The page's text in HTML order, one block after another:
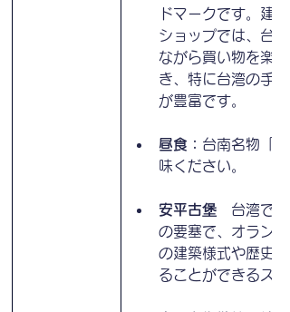
ドマークです。建
ショップでは、台湾
ながら買い物を楽し
き、特に台湾の手作
が豊富です。
昼食： 台南名物「度
味ください。
安平古堡 台湾で
の要塞で、オランダ
の建築様式や歴史的
ることができるスポ